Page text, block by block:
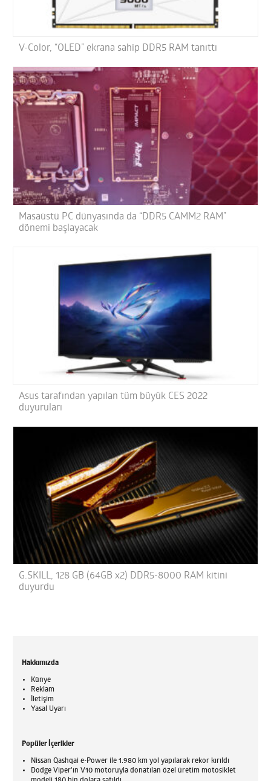
V-Color, “OLED” ekrana sahip DDR5 RAM tanıttı
Masaüstü PC dünyasında da “DDR5 CAMM2 RAM”
dönemi başlayacak
Asus tarafından yapılan tüm büyük CES 2022
duyuruları
G.SKILL, 128 GB (64GB x2) DDR5-8000 RAM kitini
duyurdu
Hakkımızda
Künye
Reklam
İletişim
Yasal Uyarı
Popüler İçerikler
Nissan Qashqai e-Power ile 1.980 km yol yapılarak rekor kırıldı
Dodge Viper'ın V10 motoruyla donatılan özel üretim motosiklet